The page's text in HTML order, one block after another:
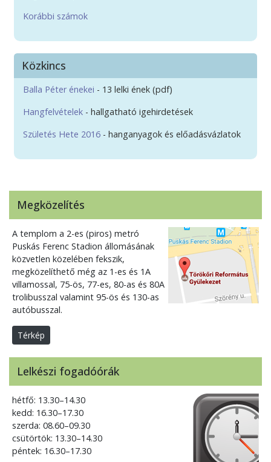
Korábbi számok
Közkincs
Balla Péter énekei - 13 lelki ének (pdf)
Hangfelvételek - hallgatható igehirdetések
Születés Hete 2016 - hanganyagok és előadásvázlatok
Megközelítés
A templom a 2-es (piros) metró
Puskás Ferenc Stadion állomásának
közvetlen közelében fekszik,
megközelíthető még az 1-es és 1A
villamossal, 75-ös, 77-es, 80-as és 80A
trolibusszal valamint 95-ös és 130-as
autóbusszal.
Térkép
Lelkészi fogadóórák
hétfő: 13.30–14.30
kedd: 16.30–17.30
szerda: 08.60–09.30
csütörtök: 13.30–14.30
péntek: 16.30–17.30